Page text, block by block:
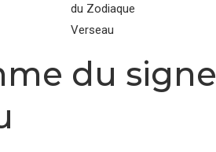
du Zodiaque
Verseau
du signe